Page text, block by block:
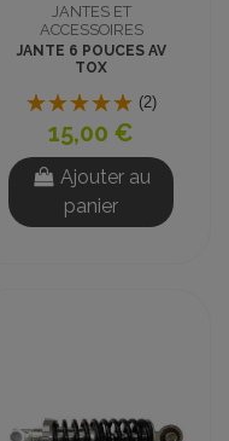
JANTES ET
ACCESSOIRES
JANTE 6 POUCES AV
TOX
(2)
15,00 €
Ajouter au
panier